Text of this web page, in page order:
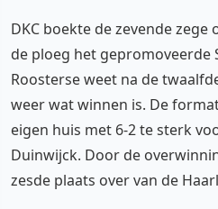
DKC boekte de zevende
de ploeg het gepromoveerde
Roosterse weet na de
weer wat winnen is. De
eigen huis met 6-2 te sterk
Duinwijck. Door de
zesde plaats over van de